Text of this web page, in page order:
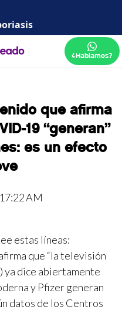
¿Hablamos?
que afirma
19 “generan”
es un efecto
AM
estas líneas:
que “la televisión
ya dice abiertamente
y Pfizer generan
datos de los Centros